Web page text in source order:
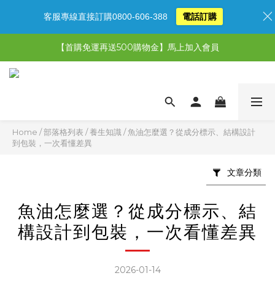
【限時特惠】全館滿1,000送500購物金！
【限時特惠】超值5選3，最高現省1,770元
【首購免運再送500購物金】馬上加入會員
Home /部落格列表 /養生知識 /魚油怎麼選？從成分標示、結構設計
到包裝，一次看懂差異
文章分類
魚油怎麼選？從成分標示、結
構設計到包裝，一次看懂差異
2026-01-14
客服專線直接訂購0800-606-388 電話訂購